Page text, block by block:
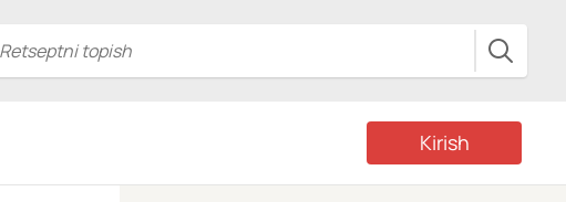
Kirish